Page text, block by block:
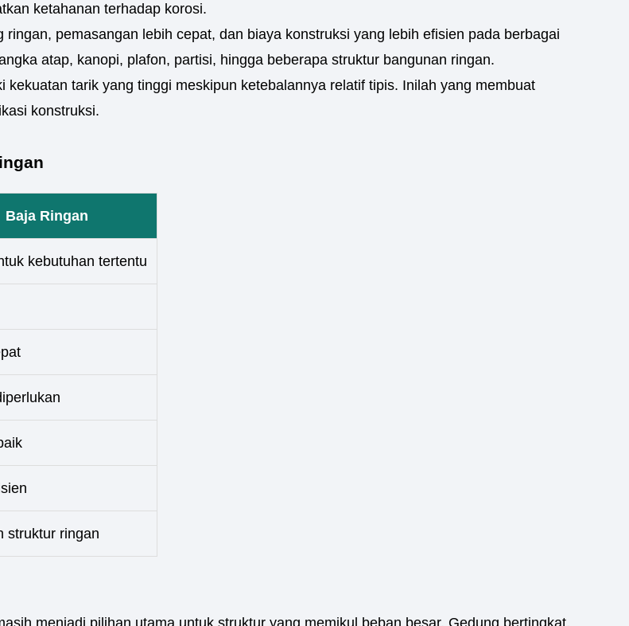
ketahanan terhadap korosi.
pemasangan lebih cepat, dan biaya konstruksi yang lebih efisien pada berbagai
atap, kanopi, plafon, partisi, hingga beberapa struktur bangunan ringan.
tarik yang tinggi meskipun ketebalannya relatif tipis. Inilah yang membuat
konstruksi.
Baja Ringan
kebutuhan tertentu
struktur ringan
menjadi pilihan utama untuk struktur yang memikul beban besar. Gedung bertingkat,